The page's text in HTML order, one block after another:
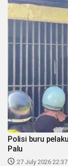
Polisi buru
Palu
27 July 2026